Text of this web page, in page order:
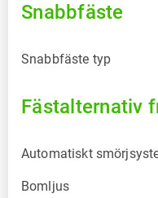
Snabbfäste
Snabbfäste typ
Fästalternativ
Automatiskt
Bomljus